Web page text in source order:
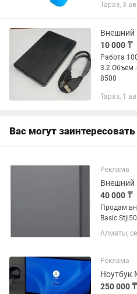
Емкость
Тараз, 3
Внешний
10 000 ₸
Работа
3.2 Объем
8500
Тараз, 1
Вас могут заинтересовать
Реклама
40 000 ₸
Продам
Basic
Алматы,
Реклама
Ноутбук
250 000 ₸